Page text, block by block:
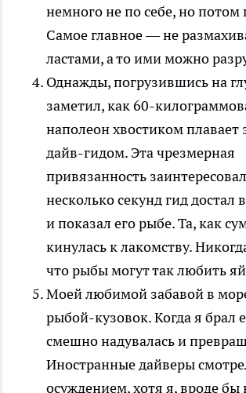
немного не по себе, но
Самое главное — не
ластами, а то ими можно
Однажды, погрузившись на
заметил, как 60-
наполеон хвостиком плавает
дайв-гидом. Эта чрезмерная
привязанность
несколько секунд гид достал
и показал его рыбе. Та, как
кинулась к лакомству.
что рыбы могут так любить
Моей любимой забавой в
рыбой-кузовок. Когда я брал
смешно надувалась и
Иностранные дайверы
осуждением, хотя я, вроде бы